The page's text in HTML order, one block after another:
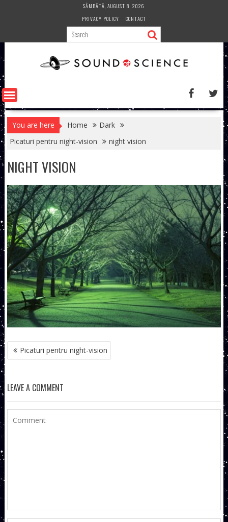
SÂMBĂTĂ, AUGUST 8, 2026
PRIVACY POLICY
CONTACT
You are here Home
Dark
Picaturi pentru night-vision
night vision
NIGHT VISION
NAVIGARE
ÎN Picaturi pentru night-vision
LEAVE A COMMENT